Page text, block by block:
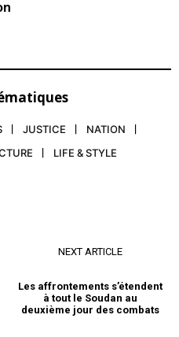
JUSTICE
NATION
LIFE & STYLE
NEXT ARTICLE
Les affrontements s’étendent
à tout le Soudan au
deuxième jour des combats